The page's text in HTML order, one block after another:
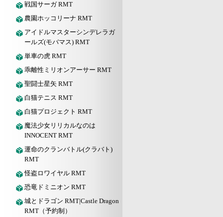
戦国サーガ RMT
農園ホッコリーナ RMT
アイドルマスターシンデレラガ
ールズ(モバマス) RMT
単車の虎 RMT
乖離性ミリオンアーサー RMT
聖闘士星矢 RMT
白猫テニス RMT
白猫プロジェクト RMT
魔法少女リリカルなのは
INNOCENT RMT
運命のクランバトル(クラバト)
RMT
怪盗ロワイヤル RMT
恐竜ドミニオン RMT
城とドラゴン RMT|Castle Dragon
RMT（予約制）